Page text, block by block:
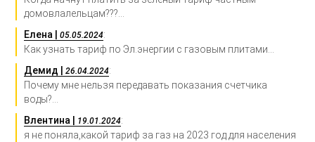
домовлалельцам???...
Елена |05.05.2024:
Как узнать тариф по Эл.энергии с газовым плитами...
Демид |26.04.2024:
Почему мне нельзя передавать показания счетчика
воды?...
Влентина |
19.01.2024:
я не поняла,какой тариф за газ на 2023 год для населения